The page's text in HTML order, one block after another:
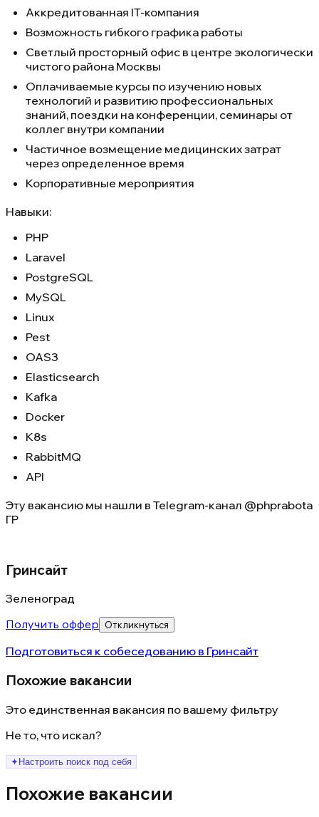
Аккредитованная IT-компания
Возможность гибкого графика работы
Светлый просторный офис в центре экологически
чистого района Москвы
Оплачиваемые курсы по изучению новых
технологий и развитию профессиональных
знаний, поездки на конференции, семинары от
коллег внутри компании
Частичное возмещение медицинских затрат
через определенное время
Корпоративные мероприятия
Навыки:
PHP
Laravel
PostgreSQL
MySQL
Linux
Pest
OAS3
Elasticsearch
Kafka
Docker
K8s
RabbitMQ
API
Эту вакансию мы нашли в Telegram-канал @phprabota
ГР
Гринсайт
Зеленоград
Получить оффер
Откликнуться
Подготовиться к собеседованию в Гринсайт
Похожие вакансии
Это единственная вакансия по вашему фильтру
Не то, что искал?
✦ Настроить поиск под себя
Похожие вакансии